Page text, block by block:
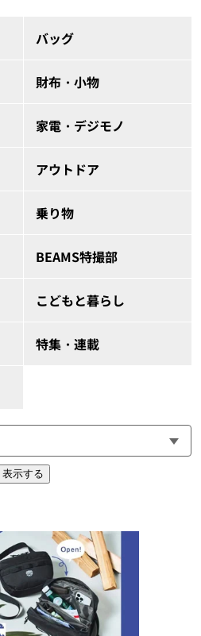
バッグ
財布・小物
家電・デジモノ
アウトドア
乗り物
BEAMS特撮部
こどもと暮らし
特集・連載
表示する